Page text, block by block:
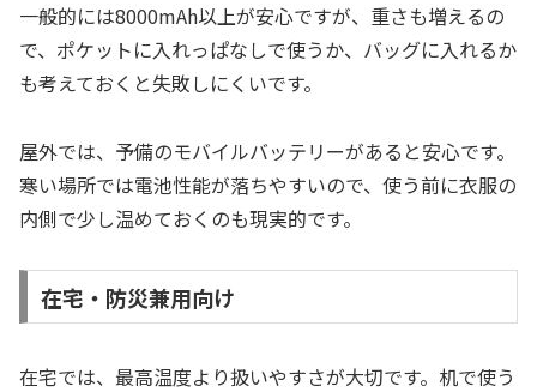
一般的には8000mAh以上が安心ですが、重さも増えるの
で、ポケットに入れっぱなしで使うか、バッグに入れるか
も考えておくと失敗しにくいです。
屋外では、予備のモバイルバッテリーがあると安心です。
寒い場所では電池性能が落ちやすいので、使う前に衣服の
内側で少し温めておくのも現実的です。
在宅・防災兼用向け
在宅では、最高温度より扱いやすさが大切です。机で使う